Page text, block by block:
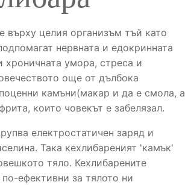
върху целия организъм тъй като
нервната и едокринната
хроничната умора, стреса и
още от дълбока
камъни(макар и да е смола, а
които човекът е забелязал.
електростатичен заряд и
Така кехлибареният 'камък'
тяло. Кехлибарените
ефективни за тялото ни